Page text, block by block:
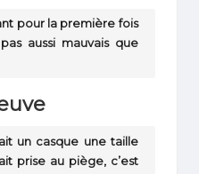
pour la première fois
aussi mauvais que
un casque une taille
prise au piège, c’est